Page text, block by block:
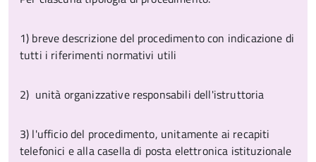
1) breve descrizione del procedimento con indicazione di
tutti i riferimenti normativi utili
2) unità organizzative responsabili dell'istruttoria
3) l'ufficio del procedimento, unitamente ai recapiti
telefonici e alla casella di posta elettronica istituzionale